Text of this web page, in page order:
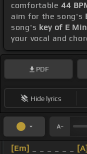
comfortable44
aim for the song's
song's key of E
your vocal and
PDF
Hide lyrics
[Em] [A]